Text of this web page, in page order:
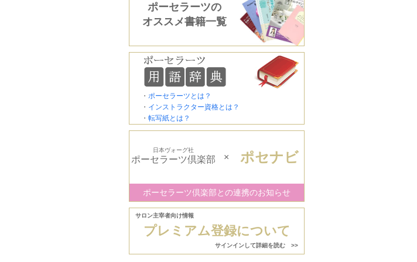
ポーセラーツの
オススメ書籍一覧
・ ポーセラーツとは？
・ インストラクター資格とは？
・ 転写紙とは？
日本ヴォーグ社
ポーセラーツ倶楽部 × ポセナビ
ポーセラーツ倶楽部との連携のお知らせ
サロン主宰者向け情報
プレミアム登録について
サインインして詳細を読む >>